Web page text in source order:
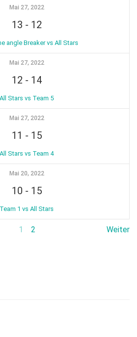
Mai 27, 2022
13 - 12
angle Breaker vs All Stars
Mai 27, 2022
12 - 14
All Stars vs Team 5
Mai 27, 2022
11 - 15
All Stars vs Team 4
Mai 20, 2022
10 - 15
Team 1 vs All Stars
1 2 Weiter